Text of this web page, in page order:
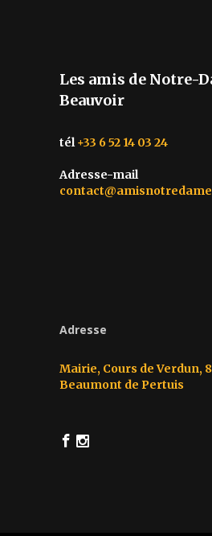
Les amis de Notre-
Beauvoir
tél+33 6 52 14 03 24
Adresse-mail
Adresse
Mairie, Cours de Verdun,
Beaumont de Pertuis